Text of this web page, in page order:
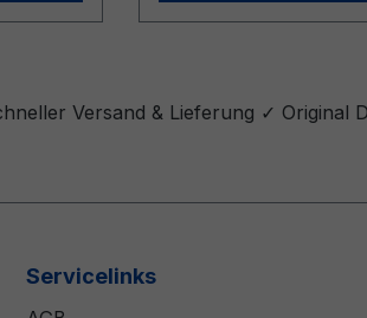
Versand & Lieferung ✓ Original
Servicelinks